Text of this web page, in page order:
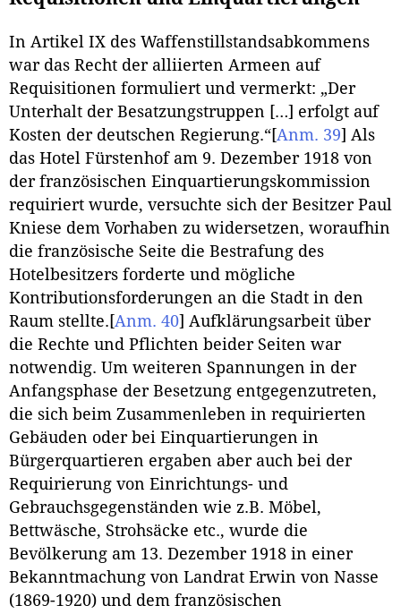
In Artikel IX des Waffenstillstandsabkommens
war das Recht der alliierten Armeen auf
Requisitionen formuliert und vermerkt: „Der
Unterhalt der Besatzungstruppen […] erfolgt auf
Kosten der deutschen Regierung.“[Anm. 39] Als
das Hotel Fürstenhof am 9. Dezember 1918 von
der französischen Einquartierungskommission
requiriert wurde, versuchte sich der Besitzer Paul
Kniese dem Vorhaben zu widersetzen, woraufhin
die französische Seite die Bestrafung des
Hotelbesitzers forderte und mögliche
Kontributionsforderungen an die Stadt in den
Raum stellte. [Anm. 40] Aufklärungsarbeit über
die Rechte und Pflichten beider Seiten war
notwendig. Um weiteren Spannungen in der
Anfangsphase der Besetzung entgegenzutreten,
die sich beim Zusammenleben in requirierten
Gebäuden oder bei Einquartierungen in
Bürgerquartieren ergaben aber auch bei der
Requirierung von Einrichtungs- und
Gebrauchsgegenständen wie z.B. Möbel,
Bettwäsche, Strohsäcke etc., wurde die
Bevölkerung am 13. Dezember 1918 in einer
Bekanntmachung von Landrat Erwin von Nasse
(1869-1920) und dem französischen